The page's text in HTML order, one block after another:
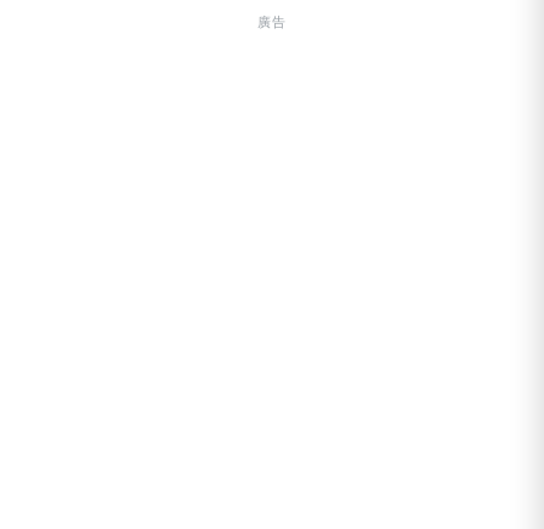
廣告